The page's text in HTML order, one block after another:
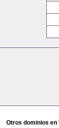
Otros dominios en